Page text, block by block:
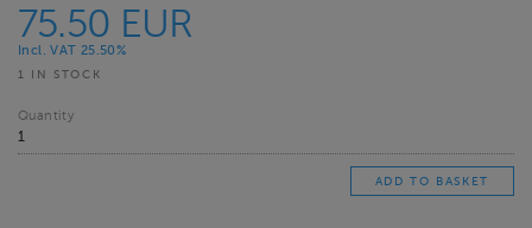
75.50 EUR
Incl. VAT 25.50%
1 IN STOCK
Quantity